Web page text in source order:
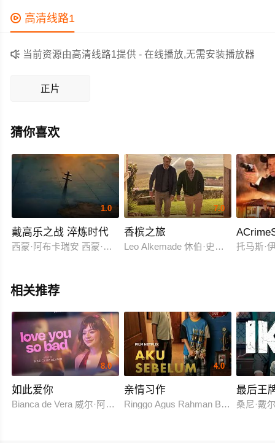
里隐藏的秘密。在格伦的帮助下，艾玛一点点解开漫画中
的线索，拼凑母亲的过往，踏上一场寻找真相的旅程。
作为一部 上映的剧情电影，在当期同类题材影片中具有一
定的看点，在演员表现和剧情架构上也都有不错的亮点，
剧情紧凑，角色塑造鲜明，适合喜欢剧情类电影的观众观
 高清线路1
 当前资源由高清线路1提供 - 在线播放,无需安装播放器
正片
猜你喜欢
1.0
戴高乐之战 淬炼时代
西蒙·阿布卡瑞安 西蒙·拉塞尔·比尔
7.0
香槟之旅
Leo Alkemade 休伯·史塔普 托马斯·
相关推荐
8.0
如此爱你
Bianca de Vera 威尔·阿什利·德莱昂
4.0
亲情习作
Ringgo Agus Rahman Bima Sena
最后王
桑尼·戴